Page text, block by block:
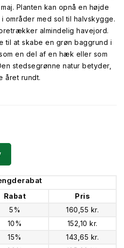
Planten kan opnå en højde
områder med sol til halvskygge.
almindelig havejord.
til at skabe en grøn baggrund i
en del af en hæk eller som
stedsegrønne natur betyder,
året rundt.
Rabat
Pris
5%
160,55 kr.
10%
152,10 kr.
15%
143,65 kr.